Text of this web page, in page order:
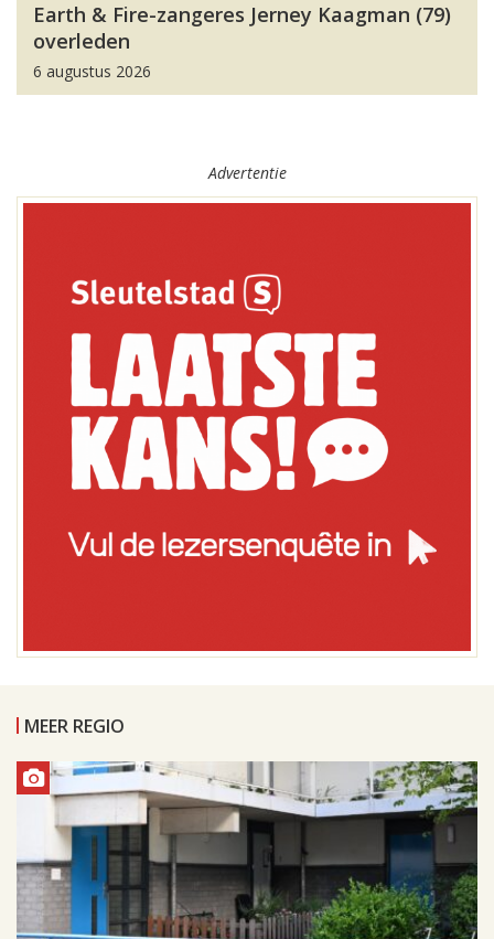
Earth & Fire-zangeres Jerney Kaagman (79)
overleden
6 augustus 2026
Advertentie
MEER REGIO